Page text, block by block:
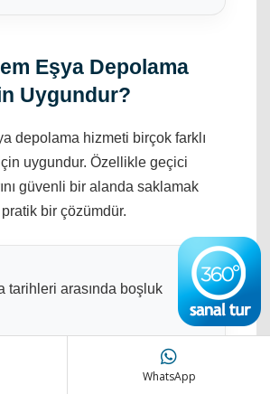
Eşya Depolama
Uygundur?
depolama hizmeti birçok farklı
uygundur. Özellikle geçici
güvenli bir alanda saklamak
bir çözümdür.
tarihleri arasında boşluk
dönüşüm sürecine girenler
WhatsApp